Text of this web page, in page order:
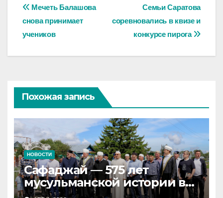
Навигация
по
записям
Семьи Саратова
соревновались в квизе и
конкурсе пирога
Мечеть Балашова
снова принимает
учеников
Похожая запись
НОВОСТИ
Сафаджай — 575 лет
мусульманской истории в
самой сердцевине России